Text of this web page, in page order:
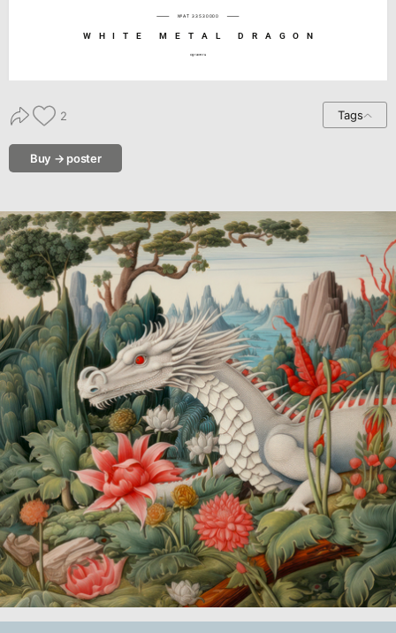
№AT 33530000
WHITE METAL DRAGON
cgrave.ru
2 Tags
Buy → poster